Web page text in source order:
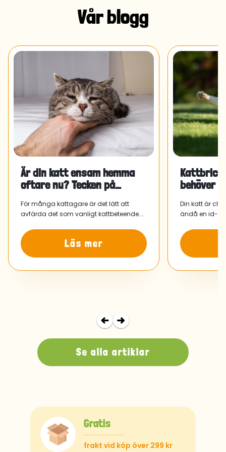
Vår blogg
Är din katt ensam hemma
oftare nu? Tecken på
du kan gö
För många kattagare är det lätt att
avfärda det som vanligt kattbeteende.
rutin ändrades är det värt att
uppmärksamma.Läs mer
behöver
Din katt är
ändå en id-
Se alla artiklar
Gratis
frakt vid köp över 299 kr